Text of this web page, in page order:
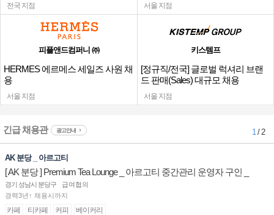
전국 지점 서울 지점
피플앤드컴퍼니 ㈜
HERMES 에르메스 세일즈 사원 채
용
서울 지점
키스템프
[정규직/전국] 글로벌 럭셔리 브랜
드 판매(Sales) 대규모 채용
서울 지점
긴급 채용관 광고안내 1/ 2
AK 분당 _ 아르고티
[ AK 분당 ] Premium Tea Lounge _ 아르고티 중간관리 운영자 구인 _
경기 성남시 분당구
급여협의
경력3년↑ 채용시까지
카페 티카페 커피 베이커리